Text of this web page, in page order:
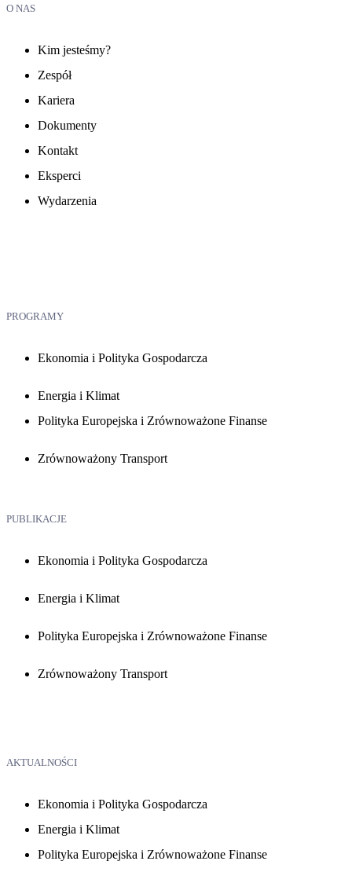
O NAS
Kim jesteśmy?
Zespół
Kariera
Dokumenty
Kontakt
Eksperci
Wydarzenia
PROGRAMY
Ekonomia i Polityka Gospodarcza
Energia i Klimat
Polityka Europejska i Zrównoważone Finanse
Zrównoważony Transport
PUBLIKACJE
Ekonomia i Polityka Gospodarcza
Energia i Klimat
Polityka Europejska i Zrównoważone Finanse
Zrównoważony Transport
AKTUALNOŚCI
Ekonomia i Polityka Gospodarcza
Energia i Klimat
Polityka Europejska i Zrównoważone Finanse